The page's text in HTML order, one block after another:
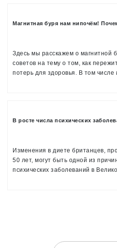
Магнитная буря нам нипочём!
Здесь мы расскажем о магнитной
советов на тему о том, как
потерь для здоровья. В том числе
В росте числа психических
Изменения в диете британцев,
50 лет, могут быть одной из
психических заболеваний в